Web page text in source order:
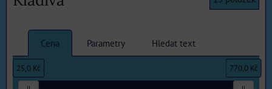
Cena Parametry Hledat text
25,0 Kč 770,0 Kč